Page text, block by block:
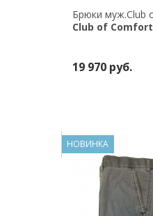
Club of Comfort
19 970 руб.
НОВИНКА